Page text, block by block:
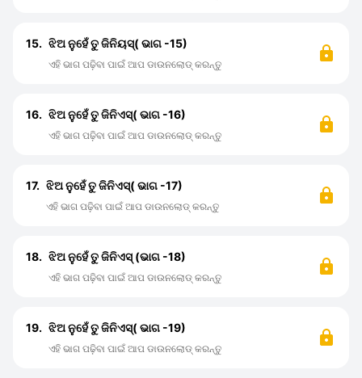
15. ଝିଅ ନୁହେଁ ତୁ ଜିନିୟସ୍( ଭାଗ -15)
ଏହି ଭାଗ ପଢ଼ିବା ପାଇଁ ଆପ ଡାଉନଲୋଡ୍ କରନ୍ତୁ
16. ଝିଅ ନୁହେଁ ତୁ ଜିନିଏସ୍( ଭାଗ -16)
ଏହି ଭାଗ ପଢ଼ିବା ପାଇଁ ଆପ ଡାଉନଲୋଡ୍ କରନ୍ତୁ
17. ଝିଅ ନୁହେଁ ତୁ ଜିନିଏସ୍( ଭାଗ -17)
ଏହି ଭାଗ ପଢ଼ିବା ପାଇଁ ଆପ ଡାଉନଲୋଡ୍ କରନ୍ତୁ
18. ଝିଅ ନୁହେଁ ତୁ ଜିନିଏସ୍ (ଭାଗ -18)
ଏହି ଭାଗ ପଢ଼ିବା ପାଇଁ ଆପ ଡାଉନଲୋଡ୍ କରନ୍ତୁ
19. ଝିଅ ନୁହେଁ ତୁ ଜିନିଏସ୍( ଭାଗ -19)
ଏହି ଭାଗ ପଢ଼ିବା ପାଇଁ ଆପ ଡାଉନଲୋଡ୍ କରନ୍ତୁ